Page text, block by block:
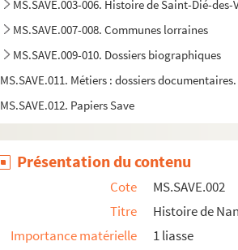
MS.SAVE.003-006. Histoire de Saint-Dié-des-
MS.SAVE.007-008. Communes lorraines
MS.SAVE.009-010. Dossiers biographiques
MS.SAVE.011. Métiers : dossiers documentaires.
MS.SAVE.012. Papiers Save
Présentation du contenu
Cote
MS.SAVE.002
Titre
Histoire de
Importance matérielle
1 liasse